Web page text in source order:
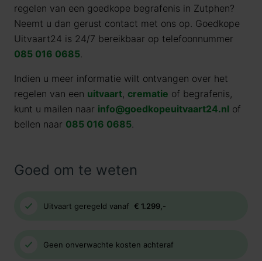
regelen van een goedkope begrafenis in Zutphen?
Neemt u dan gerust contact met ons op. Goedkope
Uitvaart24 is 24/7 bereikbaar op telefoonnummer
085 016 0685.
Indien u meer informatie wilt ontvangen over het
regelen van een uitvaart, crematie of begrafenis,
kunt u mailen naar info@goedkopeuitvaart24.nl of
bellen naar 085 016 0685.
Goed om te weten
Uitvaart geregeld vanaf € 1.299,-
Geen onverwachte kosten achteraf